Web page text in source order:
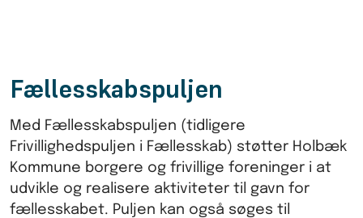
Fællesskabspuljen
Med Fællesskabspuljen (tidligere
Frivillighedspuljen i Fællesskab) støtter Holbæk
Kommune borgere og frivillige foreninger i at
udvikle og realisere aktiviteter til gavn for
fællesskabet. Puljen kan også søges til